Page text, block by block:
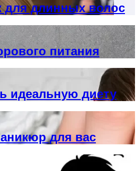
для длинных волос
питания
идеальную диету
для вас